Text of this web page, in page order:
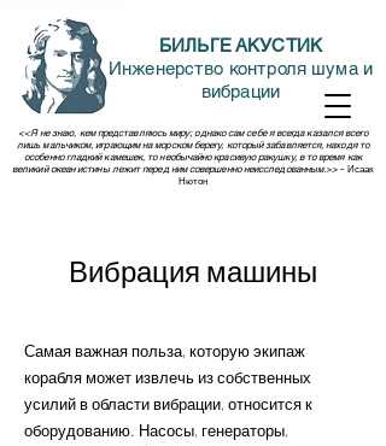
БИЛЬГЕ АКУСТИК
Инженерство контроля шума и
вибрации
<<Я не знаю, кем представляюсь миру; однако сам себе я всегда казался всего
лишь мальчиком, играющим на морском берегу, который забавляется, находя то
особенно гладкий камешек, то необычайно красивую ракушку, в то время как
великий океан истины лежит перед ним совершенно неисследованным.>> - Исаак
Нютон
Вибрация машины
Самая важная польза, которую экипаж
корабля может извлечь из собственных
усилий в области вибрации, относится к
оборудованию. Насосы, генераторы,